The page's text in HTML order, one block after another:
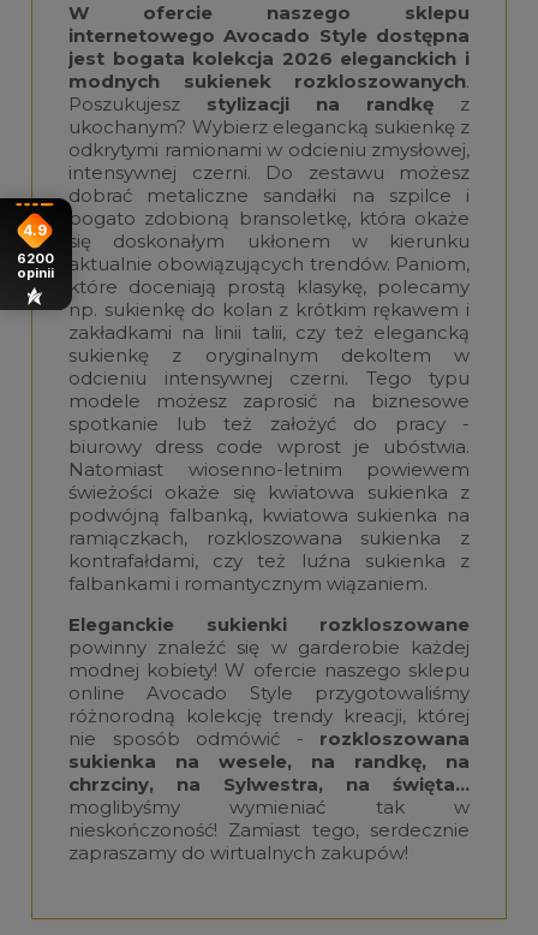
W ofercie naszego sklepu
internetowego Avocado Style dostępna
jest bogata kolekcja 2026 eleganckich i
modnych sukienek rozkloszowanych.
Poszukujesz stylizacji na randkę z
ukochanym? Wybierz elegancką sukienkę z
odkrytymi ramionami w odcieniu zmysłowej,
intensywnej czerni. Do zestawu możesz
dobrać metaliczne sandałki na szpilce i
bogato zdobioną bransoletkę, która okaże
się doskonałym ukłonem w kierunku
aktualnie obowiązujących trendów. Paniom,
które doceniają prostą klasykę, polecamy
np. sukienkę do kolan z krótkim rękawem i
zakładkami na linii talii, czy też elegancką
sukienkę z oryginalnym dekoltem w
odcieniu intensywnej czerni. Tego typu
modele możesz zaprosić na biznesowe
spotkanie lub też założyć do pracy -
biurowy dress code wprost je ubóstwia.
Natomiast wiosenno-letnim powiewem
świeżości okaże się kwiatowa sukienka z
podwójną falbanką, kwiatowa sukienka na
ramiączkach, rozkloszowana sukienka z
kontrafałdami, czy też luźna sukienka z
falbankami i romantycznym wiązaniem.
Eleganckie sukienki rozkloszowane
powinny znaleźć się w garderobie każdej
modnej kobiety! W ofercie naszego sklepu
online Avocado Style przygotowaliśmy
różnorodną kolekcję trendy kreacji, której
nie sposób odmówić - rozkloszowana
sukienka na wesele, na randkę, na
chrzciny, na Sylwestra, na święta…
moglibyśmy wymieniać tak w
nieskończoność! Zamiast tego, serdecznie
zapraszamy do wirtualnych zakupów!
4.9
6200
opinii